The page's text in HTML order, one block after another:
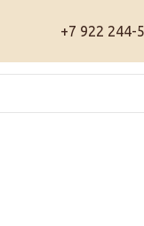
+7 922 244-